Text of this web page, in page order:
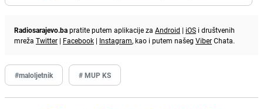
Radiosarajevo.bapratite putem aplikacije za Android | iOS i društvenih
mreža Twitter | Facebook | Instagram, kao i putem našeg ViberChata.
#maloljetnik # MUP KS